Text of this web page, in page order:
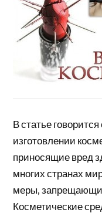
В статье
изготовлении
приносящие вред
многих странах
меры,
Косметические